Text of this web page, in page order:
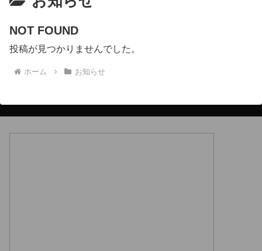
NOT FOUND
投稿が見つかりませんでした。
ホーム お知らせ